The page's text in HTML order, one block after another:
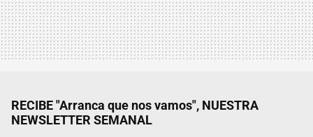
RECIBE "Arranca que nos vamos", NUESTRA
NEWSLETTER SEMANAL